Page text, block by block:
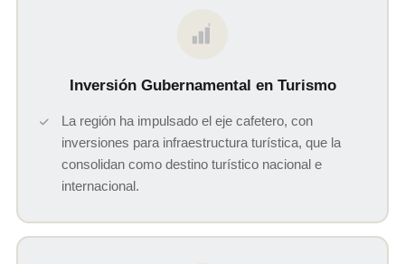
$
Inversión Gubernamental en Turismo
La región ha impulsado el eje cafetero, con
inversiones para infraestructura turística, que la
consolidan como destino turístico nacional e
internacional.